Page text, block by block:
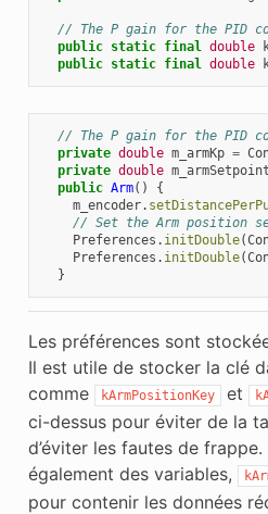
// The P gain for the PID
public static final double
public static final double
// The P gain for the PID
private double m_armKp =
private double
public Arm()
{
m_encoder.
// Set the Arm position
Preferences . initDouble(
Preferences . initDouble(
}
Les préférences sont
Il est utile de stocker la clé
comme
kArmPositionKey et
ci-dessus pour éviter de la
d’éviter les fautes de
également des variables,
pour contenir les données